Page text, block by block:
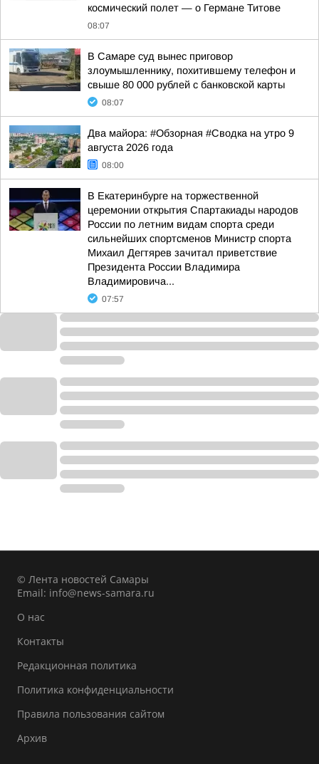
космический полет — о Германе Титове
08:07
В Самаре суд вынес приговор
злоумышленнику, похитившему телефон и
свыше 80 000 рублей с банковской карты
08:07
Два майора: #Обзорная #Сводка на утро 9
августа 2026 года
08:00
В Екатеринбурге на торжественной
церемонии открытия Спартакиады народов
России по летним видам спорта среди
сильнейших спортсменов Министр спорта
Михаил Дегтярев зачитал приветствие
Президента России Владимира
Владимировича...
07:57
© Лента новостей Самары
Email: info@news-samara.ru
О нас
Контакты
Редакционная политика
Политика конфиденциальности
Правила пользования сайтом
Архив